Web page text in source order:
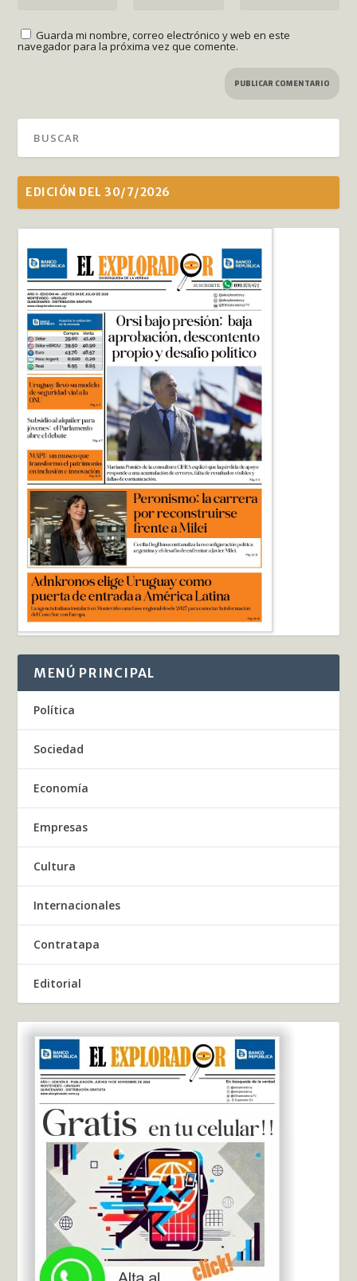
Guarda mi nombre, correo electrónico y web en este
navegador para la próxima vez que comente.
EDICIÓN DEL 30/7/2026
MENÚ PRINCIPAL
Política
Sociedad
Economía
Empresas
Cultura
Internacionales
Contratapa
Editorial